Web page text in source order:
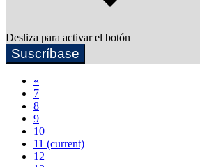
Desliza para activar el botón
Suscríbase
«
7
8
9
10
11 (current)
12